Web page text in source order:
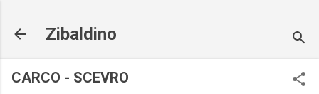
Zibaldino
CARCO - SCEVRO